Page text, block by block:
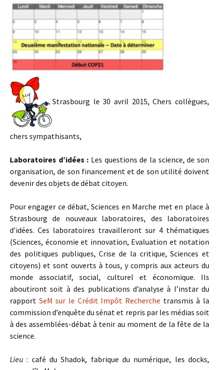
Strasbourg le 30 avril 2015, Chers collègues,
chers sympathisants,
Laboratoires d’idées : Les questions de la science, de son
organisation, de son financement et de son utilité doivent
devenir des objets de débat citoyen.
Pour engager ce débat, Sciences en Marche met en place à
Strasbourg de nouveaux laboratoires, des laboratoires
d’idées. Ces laboratoires travailleront sur 4 thématiques
(Sciences, économie et innovation, Evaluation et notation
des politiques publiques, Crise de la critique, Sciences et
citoyens) et sont ouverts à tous, y compris aux acteurs du
monde associatif, social, culturel et économique. Ils
aboutiront soit à des publications d’analyse à l’instar du
rapport SeM sur le Crédit Impôt Recherche transmis à la
commission d’enquête du sénat et repris par les médias soit
à des assemblées-débat à tenir au moment de la fête de la
science.
Lieu : café du Shadok, fabrique du numérique, les docks,